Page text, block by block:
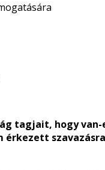
tagjait, hogy
érkezett